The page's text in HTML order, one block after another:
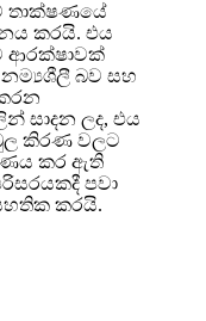
තාක්ෂණයේ
කරයි. එය
ආරක්ෂාවක්
නම්‍යශීලී බව සහ
සාදන ලද, එය
කිරණ වලට
කර ඇති
පවා
කරයි.